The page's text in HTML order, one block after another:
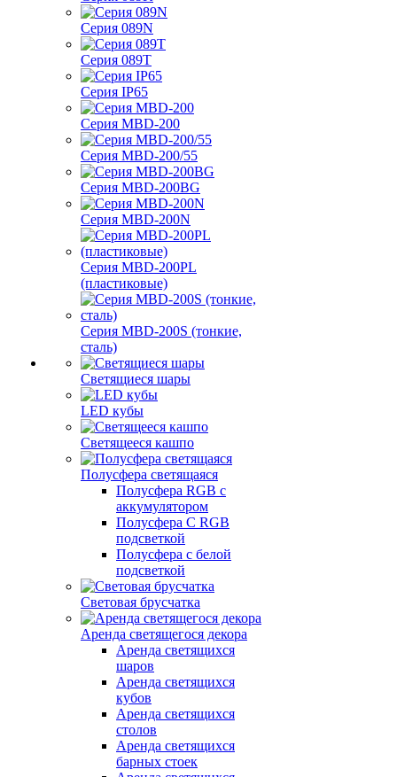
Серия 089N
Серия 089T
Серия IP65
Серия MBD-200
Серия MBD-200/55
Серия MBD-200BG
Серия MBD-200N
Серия MBD-200PL
(пластиковые)
Серия MBD-200S (тонкие,
сталь)
Светящиеся шары
LED кубы
Светящееся кашпо
Полусфера светящаяся
Полусфера RGB с
аккумулятором
Полусфера С RGB
подсветкой
Полусфера с белой
подсветкой
Световая брусчатка
Аренда светящегося декора
Аренда светящихся
шаров
Аренда светящихся
кубов
Аренда светящихся
столов
Аренда светящихся
барных стоек